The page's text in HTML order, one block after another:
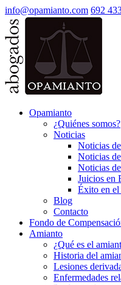
info@opamianto.com 692
Opamianto
¿Quiénes somos?
Noticias
Noticias
Noticias
Noticias
Juicios en
Éxito en
Blog
Contacto
Fondo de
Amianto
¿Qué es el
Historia del
Lesiones
Enfermedades